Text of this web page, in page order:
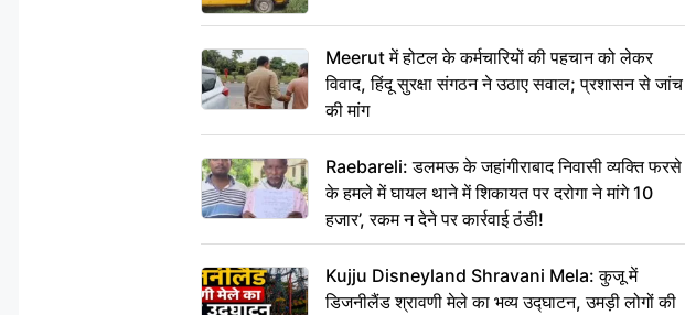
Meerut में होटल के कर्मचारियों की पहचान को लेकर
विवाद, हिंदू सुरक्षा संगठन ने उठाए सवाल; प्रशासन से जांच
की मांग
Raebareli: डलमऊ के जहांगीराबाद निवासी व्यक्ति फरसे
के हमले में घायल थाने में शिकायत पर दरोगा ने मांगे 10
हजार’, रकम न देने पर कार्रवाई ठंडी!
Kujju Disneyland Shravani Mela: कुजू में
डिजनीलैंड श्रावणी मेले का भव्य उद्घाटन, उमड़ी लोगों की